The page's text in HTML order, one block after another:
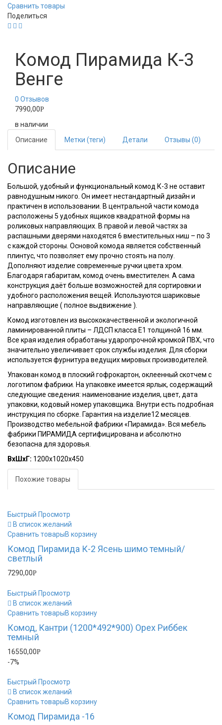
Сравнить товары
Поделиться
Комод Пирамида К-3
Венге
0 Отзывов
7990,00Р
в наличии
Описание
Метки (теги) Детали Отзывы (0)
Описание
Большой, удобный и функциональный комод К-3 не оставит
равнодушным никого. Он имеет нестандартный дизайн и
практичен в использовании. В центральной части комода
расположены 5 удобных ящиков квадратной формы на
роликовых направляющих. В правой и левой частях за
распашными дверями находятся 6 вместительных ниш – по 3
с каждой стороны. Основой комода является собственный
плинтус, что позволяет ему прочно стоять на полу.
Дополняют изделие современные ручки цвета хром.
Благодаря габаритам, комод очень вместителен. А сама
конструкция даёт больше возможностей для сортировки и
удобного расположения вещей. Используются шариковые
направляющие ( полное выдвижение ).
Комод изготовлен из высококачественной и экологичной
ламинированной плиты – ЛДСП класса Е1 толщиной 16 мм.
Все края изделия обработаны ударопрочной кромкой ПВХ, что
значительно увеличивает срок службы изделия. Для сборки
используется фурнитура ведущих мировых производителей.
Упакован комод в плоский гофрокартон, оклеенный скотчем с
логотипом фабрики. На упаковке имеется ярлык, содержащий
следующие сведения: наименование изделия, цвет, дата
упаковки, кодовый номер упаковщика. Внутри есть подробная
инструкция по сборке. Гарантия на изделие12 месяцев.
Производство мебельной фабрики «Пирамида». Вся мебель
фабрики ПИРАМИДА сертифицирована и абсолютно
безопасна для здоровья.
ВхШхГ: 1200х1020х450
Похожие товары
Быстрый Просмотр
В список желаний
Сравнить товарыВ корзину
Комод Пирамида К-2 Ясень шимо темный/
светлый
7290,00Р
Быстрый Просмотр
В список желаний
Сравнить товарыВ корзину
Комод, Кантри (1200*492*900) Орех Риббек
темный
16550,00Р
-7%
Быстрый Просмотр
В список желаний
Сравнить товарыВ корзину
Комод Пирамида -16